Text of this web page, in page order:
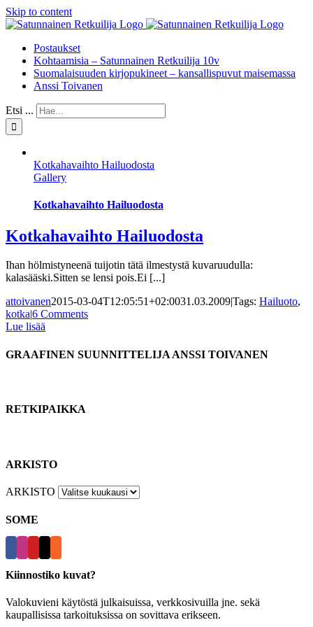
Skip to content
Postaukset
Kohtaamisia – Satunnainen Retkuilija 10v
Suomalaisuuden kirjopukineet – kansallispuvut maisemassa
Anssi Toivanen
Etsi ...
Kotkahavaihto Hailuodosta
Gallery
Kotkahavaihto Hailuodosta
Kotkahavaihto Hailuodosta
Ihan hölmistyneenä tuijotin tätä ilmestystä kuvaruudulla:
kalasääski.Sitten se lensi pois.Ei [...]
attoivanen2015-03-04T12:05:51+02:0031.03.2009|Tags: Hailuoto,
kotka|6 Comments
Lue lisää
GRAAFINEN SUUNNITTELIJA ANSSI TOIVANEN
RETKIPAIKKA
ARKISTO
ARKISTO
SOME
Kiinnostiko kuvat?
Valokuvieni käytöstä julkaisuissa, verkkosivuilla jne. sekä
kaupallisissa tarkoituksissa on sovittava erikseen.